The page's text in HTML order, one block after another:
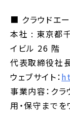
■ クラウドエ
本社 : 東京都
イビル 26 階
代表取締役社
ウェブサイト：
事業内容：ク
用・保守まで